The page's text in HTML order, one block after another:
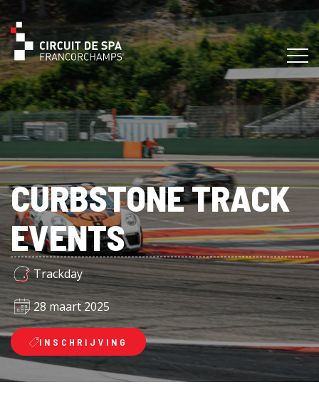
CURBSTONE TRACK
EVENTS
Trackday
28 maart 2025
INSCHRIJVING